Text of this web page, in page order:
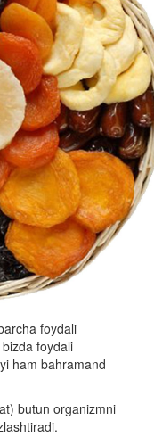
foydali
foydali
ham bahramand
butun organizmni